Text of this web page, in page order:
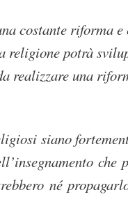
costante riforma e
religione potrà
realizzare una
siano
che
né